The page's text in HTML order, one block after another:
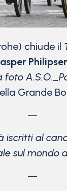
chiude il
foto
Grande
—
iscritti al
sul mondo
—